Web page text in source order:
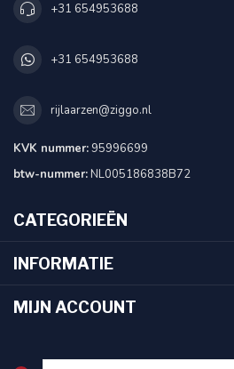
+31 654953688
+31 654953688
rijlaarzen@ziggo.nl
KVK nummer:95996699
btw-nummer:NL005186838B72
CATEGORIEËN
INFORMATIE
MIJN ACCOUNT